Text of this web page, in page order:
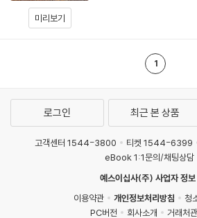
미리보기
1
로그인 최근 본 상품
고객센터 1544-3800 티켓 1544-6399
eBook 1:1문의/채팅상담
예스이십사(주) 사업자 정보
이용약관
개인정보처리방침
청
PC버전
회사소개 거래처